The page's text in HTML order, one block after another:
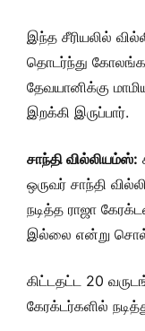
இந்த சீரியலில்
தொடர்ந்து
தேவயானிக்கு
இறக்கி இருப்பார்.
சாந்தி வில்லியம்ஸ்:
ஒருவர் சாந்தி
நடித்த ராஜா
இல்லை என்று
கிட்டதட்ட 20
கேரக்டர்களில்